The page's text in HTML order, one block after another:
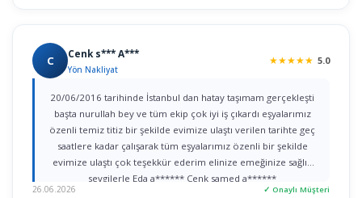
C Cenk s*** A***
Yön Nakliyat
★★★★★ 5.0
20/06/2016 tarihinde İstanbul dan hatay taşımam gerçekleşti
başta nurullah bey ve tüm ekip çok iyi iş çıkardı eşyalarımız
özenli temiz titiz bir şekilde evimize ulaştı verilen tarihte geç
saatlere kadar çalışarak tüm eşyalarımız özenli bir şekilde
evimize ulaştı çok teşekkür ederim elinize emeğinize sağlık
sevgilerle Eda a****** Cenk samed a******
26.06.2026 ✓ Onaylı Müşteri